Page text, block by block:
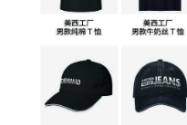
监管来避免美国公司落后于
中国好像是毫无个人信息隐私
他谈到了“让人们完全控制”
是“Facebook 最重要的原则”。